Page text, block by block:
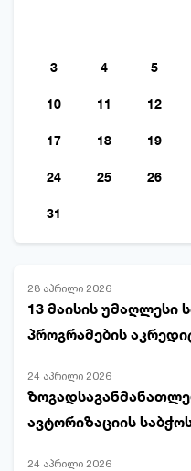
3 4 5
10 11 12
17 18 19
24 25 26
31
28 აპრილი 2026
13 მაისის
პროგრამების
24 აპრილი 2026
ავტორიზაციის
24 აპრილი 2026